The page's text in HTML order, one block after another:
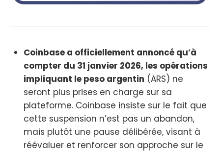
Coinbase a officiellement annoncé qu’à
compter du 31 janvier 2026, les opérations
impliquant le peso argentin (ARS) ne
seront plus prises en charge sur sa
plateforme. Coinbase insiste sur le fait que
cette suspension n’est pas un abandon,
mais plutôt une pause délibérée, visant à
réévaluer et renforcer son approche sur le